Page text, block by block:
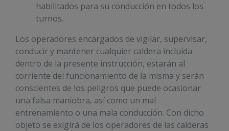
habilitados para su conducción en todos los
turnos.
Los operadores encargados de vigilar, supervisar,
conducir y mantener cualquier caldera incluida
dentro de la presente instrucción, estarán al
corriente del funcionamiento de la misma y serán
conscientes de los peligros que puede ocasionar
una falsa maniobra, así como un mal
entrenamiento o una mala conducción. Con dicho
objeto se exigirá de los operadores de las calderas